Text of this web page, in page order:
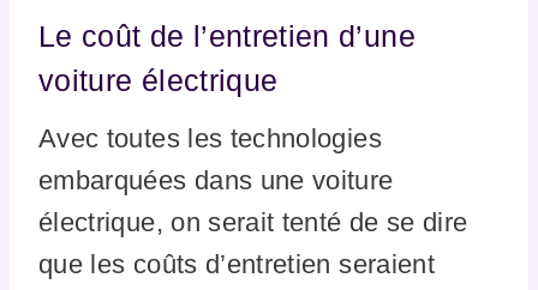
Le coût de l’entretien d’une
voiture électrique
Avec toutes les technologies
embarquées dans une voiture
électrique, on serait tenté de se dire
que les coûts d’entretien seraient